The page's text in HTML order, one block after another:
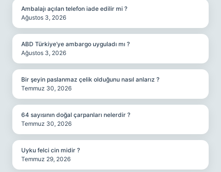
Ambalajı açılan telefon iade edilir mi ?
Ağustos 3, 2026
ABD Türkiye’ye ambargo uyguladı mı ?
Ağustos 3, 2026
Bir şeyin paslanmaz çelik olduğunu nasıl anlarız ?
Temmuz 30, 2026
64 sayısının doğal çarpanları nelerdir ?
Temmuz 30, 2026
Uyku felci cin midir ?
Temmuz 29, 2026